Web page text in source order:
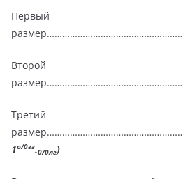
Первый
Второй
Третий
1о/0гг.0/0лг)